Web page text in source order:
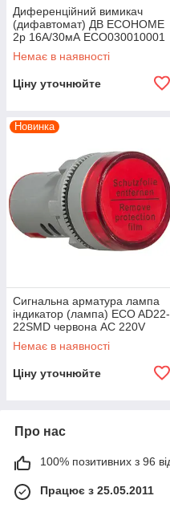
Диференційний вимикач
(дифавтомат) ДВ ЕСОНОМЕ
2p 16A/30мА ECO030010001
Немає в наявності
Ціну уточнюйте
Новинка
Сигнальна арматура лампа
індикатор (лампа) ECO AD22-
22SMD червона АС 220V
ECO090010012
Немає в наявності
Ціну уточнюйте
Про нас
100% позитивних з 96
Працює з 25.05.2011